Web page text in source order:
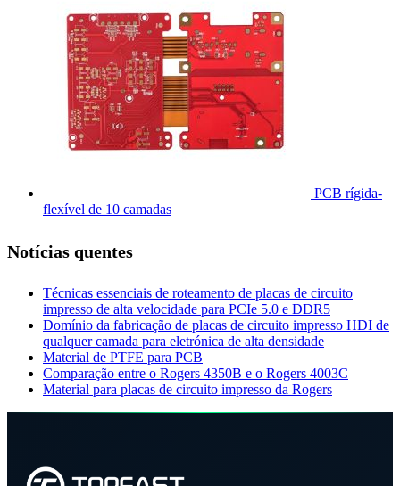
PCB rígida-
flexível de 10 camadas
Notícias quentes
Técnicas essenciais de roteamento de placas de circuito
impresso de alta velocidade para PCIe 5.0 e DDR5
Domínio da fabricação de placas de circuito impresso HDI de
qualquer camada para eletrónica de alta densidade
Material de PTFE para PCB
Comparação entre o Rogers 4350B e o Rogers 4003C
Material para placas de circuito impresso da Rogers